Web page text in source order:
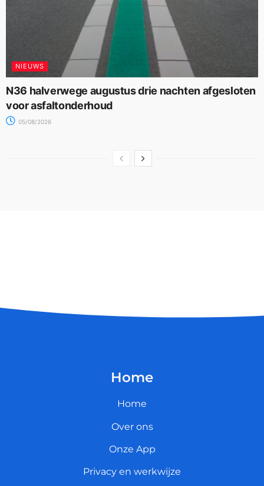
NIEUWS
N36 halverwege augustus drie nachten afgesloten
voor asfaltonderhoud
05/08/2026
Home
Home
Over ons
Onze App
Privacy en werkwijze